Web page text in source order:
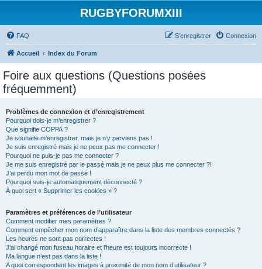
RUGBYFORUMXIII
FAQ Connexion
S’enregistrer
Accueil Index du Forum
Foire aux questions (Questions posées
fréquemment)
Problèmes de connexion et d’enregistrement
Pourquoi dois-je m’enregistrer ?
Que signifie COPPA ?
Je souhaite m’enregistrer, mais je n’y parviens pas !
Je suis enregistré mais je ne peux pas me connecter !
Pourquoi ne puis-je pas me connecter ?
Je me suis enregistré par le passé mais je ne peux plus me connecter ?!
J’ai perdu mon mot de passe !
Pourquoi suis-je automatiquement déconnecté ?
À quoi sert « Supprimer les cookies » ?
Paramètres et préférences de l’utilisateur
Comment modifier mes paramètres ?
Comment empêcher mon nom d’apparaître dans la liste des membres connectés ?
Les heures ne sont pas correctes !
J’ai changé mon fuseau horaire et l’heure est toujours incorrecte !
Ma langue n’est pas dans la liste !
A quoi correspondent les images à proximité de mon nom d’utilisateur ?